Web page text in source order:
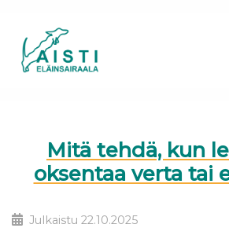
Mitä tehdä, kun
oksentaa verta tai
Julkaistu 22.10.2025